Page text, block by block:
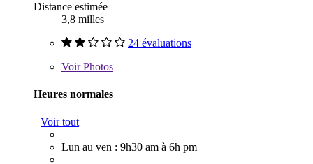
Distance estimée
3,8 milles
24 évaluations
VoirPhotos
Heures normales
Voir tout
Lun au ven : 9h30 am à 6h pm